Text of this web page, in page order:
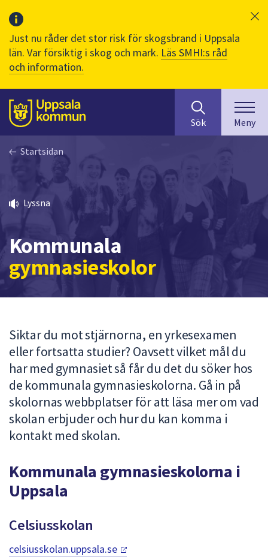
Just nu råder det stor risk för skogsbrand i Uppsala
län. Var försiktig i skog och mark. Läs SMHI:s råd
och information.
Till sidans
huvudinnehåll
efter
innehåll
på
När
du
skriva
i
sökfältet
kommer
presenteras
Använd
piltangenterna
för
att
navigera
mellan
sökförslagen
för
Sök Meny
Startsidan
Lyssna
Kommunala
gymnasieskolor
Siktar du mot stjärnorna, en yrkesexamen
eller fortsatta studier? Oavsett vilket mål du
har med gymnasiet så får du det du söker hos
de kommunala gymnasieskolorna. Gå in på
skolornas webbplatser för att läsa mer om vad
skolan erbjuder och hur du kan komma i
kontakt med skolan.
Kommunala gymnasieskolorna i
Uppsala
Celsiusskolan
celsiusskolan.uppsala.se